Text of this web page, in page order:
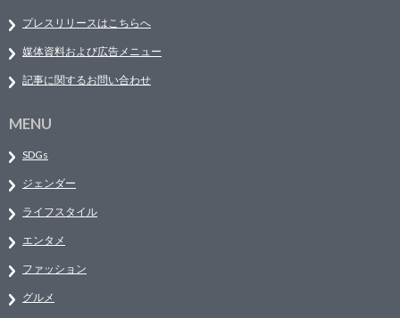
プレスリリースはこちらへ
媒体資料および広告メニュー
記事に関するお問い合わせ
MENU
SDGs
ジェンダー
ライフスタイル
エンタメ
ファッション
グルメ